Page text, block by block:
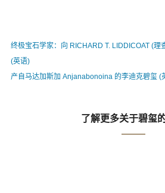
终极宝石学家：向 RICHARD T. LIDDICOAT (理
(英语)
产自马达加斯加 Anjanabonoina 的李迪克碧玺 (
了解更多关于碧玺